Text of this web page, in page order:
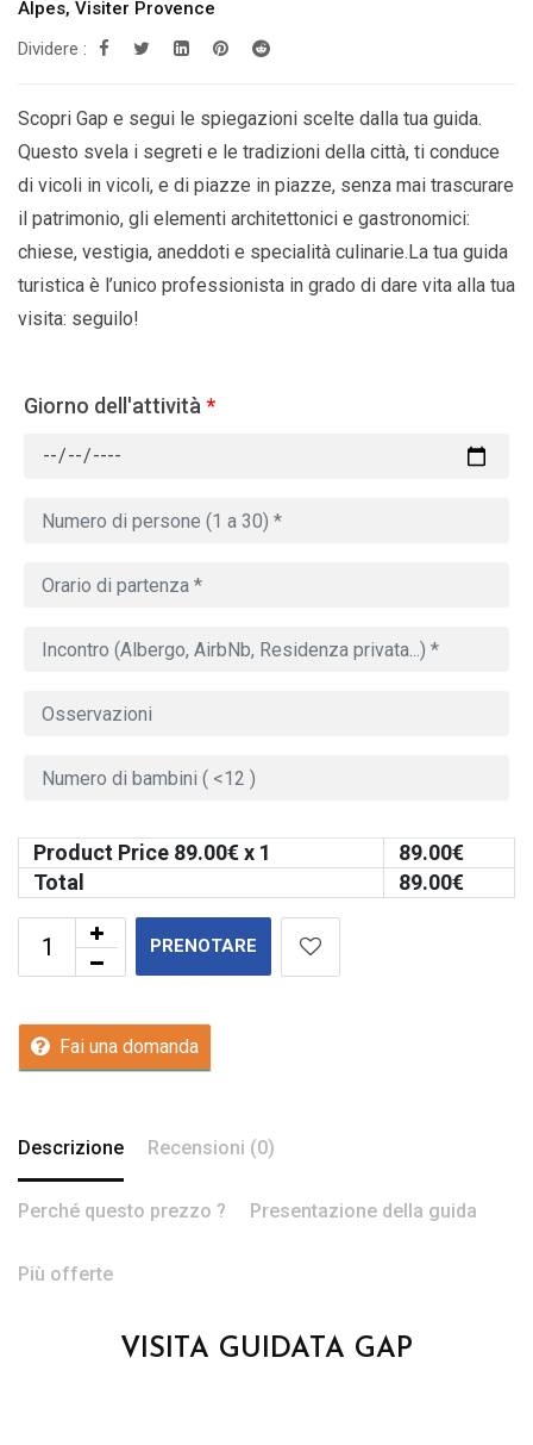
Alpes, Visiter Provence
Dividere :
Scopri Gap e segui le spiegazioni scelte dalla tua guida.
Questo svela i segreti e le tradizioni della città, ti conduce
di vicoli in vicoli, e di piazze in piazze, senza mai trascurare
il patrimonio, gli elementi architettonici e gastronomici:
chiese, vestigia, aneddoti e specialità culinarie.La tua guida
turistica è l’unico professionista in grado di dare vita alla tua
visita: seguilo!
Giorno dell'attività*
Product Price 89.00€ x 1 89.00€
Total
89.00€
PRENOTARE
Fai una domanda
Descrizione Recensioni (0)
Perché questo prezzo ? Presentazione della guida
Più offerte
VISITA GUIDATA GAP